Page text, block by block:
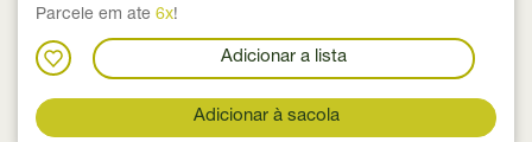
Parcele em ate 6x!
Adicionar a lista
Adicionar à sacola